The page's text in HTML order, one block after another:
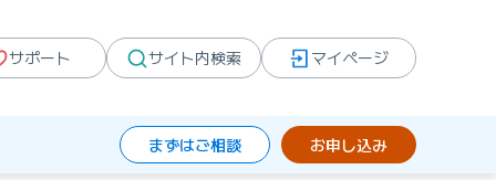
サポート サイト内検索 マイページ
まずはご相談 お申し込み